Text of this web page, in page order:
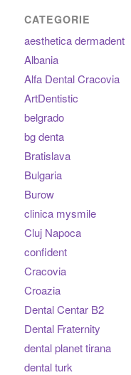
CATEGORIE
aesthetica dermadent
Albania
Alfa Dental Cracovia
ArtDentistic
belgrado
bg denta
Bratislava
Bulgaria
Burow
clinica mysmile
Cluj Napoca
confident
Cracovia
Croazia
Dental Centar B2
Dental Fraternity
dental planet tirana
dental turk